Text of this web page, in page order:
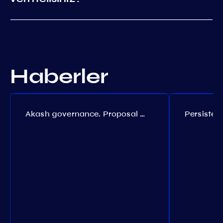
Haberler
Akash governance. Proposal №308